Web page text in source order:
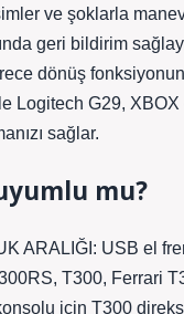
ve şoklarla
geri bildirim
dönüş
Logitech G29, XBOX
sağlar.
mu?
ARALIĞI: USB el
T300, Ferrari
için T300